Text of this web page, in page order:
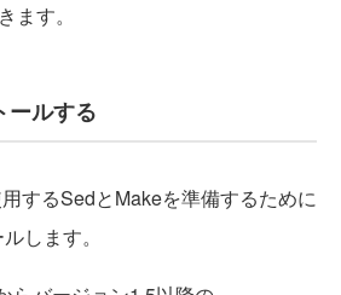
ます。
ルする
するSedとMakeを準備するために
します。